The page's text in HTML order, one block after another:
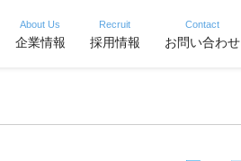
About Us
企業情報
Recruit
採用情報
Contact
お問い合わせ